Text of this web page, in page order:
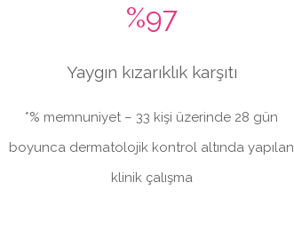
%97
Yaygın kızarıklık karşıtı
*% memnuniyet – 33 kişi üzerinde 28 gün
boyunca dermatolojik kontrol altında yapılan
klinik çalışma